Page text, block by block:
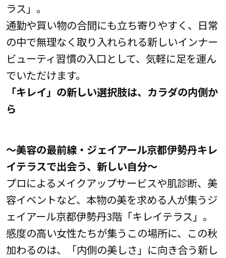
ラス」。
通勤や買い物の合間にも立ち寄りやすく、日常
の中で無理なく取り入れられる新しいインナー
ビューティ習慣の入口として、気軽に足を運ん
でいただけます。
「キレイ」の新しい選択肢は、カラダの内側か
ら
～美容の最前線・ジェイアール京都伊勢丹キレ
イテラスで出会う、新しい自分～
プロによるメイクアップサービスや肌診断、美
容イベントなど、本物の美を求める人が集うジ
ェイアール京都伊勢丹3階「キレイテラス」。
感度の高い女性たちが集うこの場所に、この秋
加わるのは、「内側の美しさ」に向き合う新し